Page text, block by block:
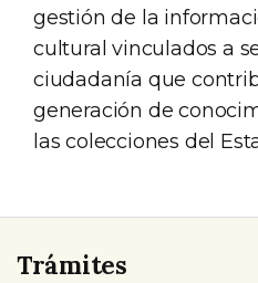
gestión de la
cultural vinculados a
ciudadanía que
generación de
las colecciones del
Trámites